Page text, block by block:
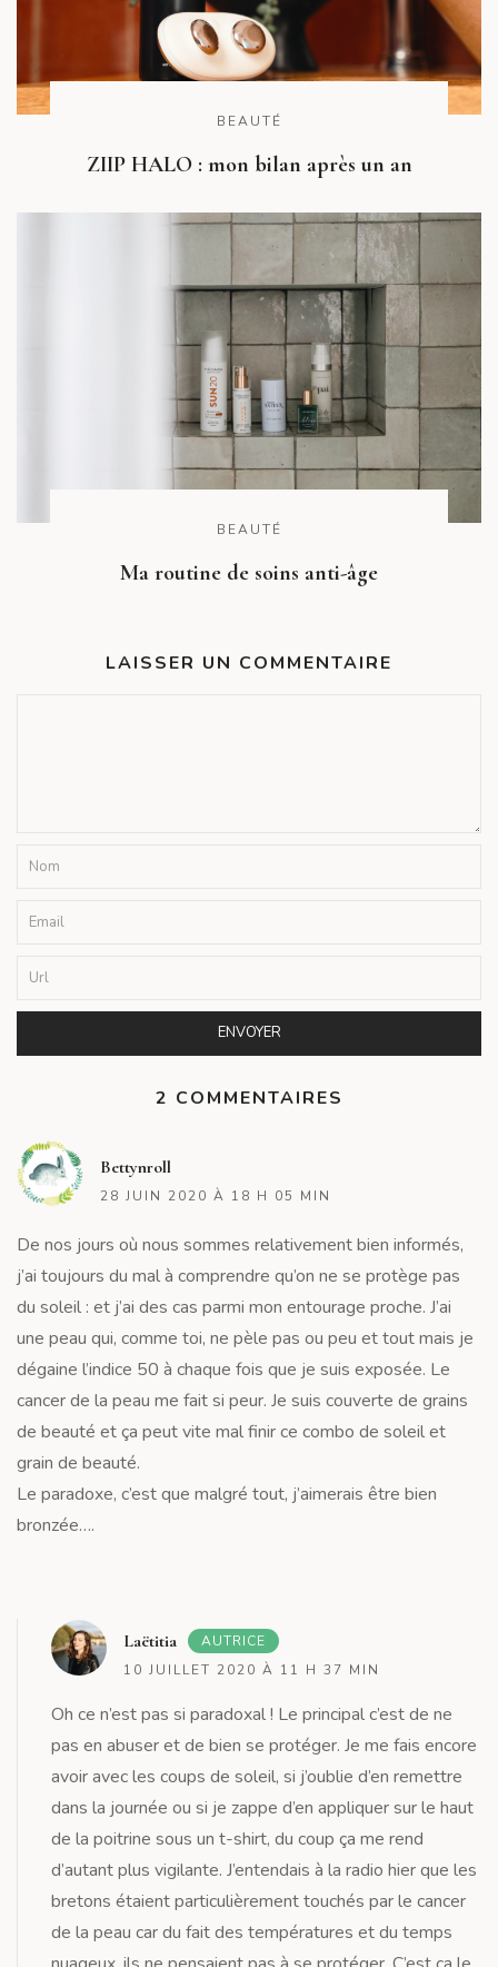
BEAUTÉ
ZIIP HALO : mon bilan après un an
BEAUTÉ
Ma routine de soins anti-âge
LAISSER UN COMMENTAIRE
2 COMMENTAIRES
Bettynroll
28 JUIN 2020 À 18 H 05 MIN
De nos jours où nous sommes relativement bien informés,
j’ai toujours du mal à comprendre qu’on ne se protège pas
du soleil : et j’ai des cas parmi mon entourage proche. J’ai
une peau qui, comme toi, ne pèle pas ou peu et tout mais je
dégaine l’indice 50 à chaque fois que je suis exposée. Le
cancer de la peau me fait si peur. Je suis couverte de grains
de beauté et ça peut vite mal finir ce combo de soleil et
grain de beauté.
Le paradoxe, c’est que malgré tout, j’aimerais être bien
bronzée….
Laëtitia
AUTRICE
10 JUILLET 2020 À 11 H 37 MIN
Oh ce n’est pas si paradoxal ! Le principal c’est de ne
pas en abuser et de bien se protéger. Je me fais encore
avoir avec les coups de soleil, si j’oublie d’en remettre
dans la journée ou si je zappe d’en appliquer sur le haut
de la poitrine sous un t-shirt, du coup ça me rend
d’autant plus vigilante. J’entendais à la radio hier que les
bretons étaient particulièrement touchés par le cancer
de la peau car du fait des températures et du temps